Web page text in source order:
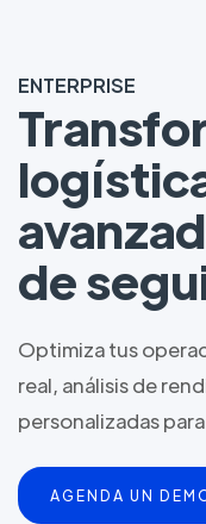
ENTERPRISE
de
Optimiza tus
real, análisis de
personalizadas
AGENDA UN